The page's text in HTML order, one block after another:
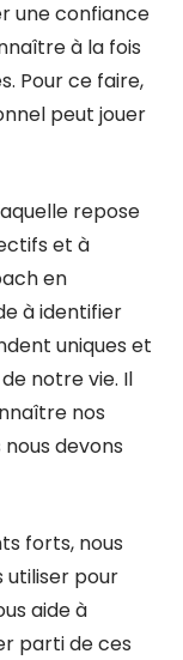
une confiance
à la fois
Pour ce faire,
peut jouer
repose
et à
en
à identifier
uniques et
notre vie. Il
nos
devons
forts, nous
utiliser pour
aide à
parti de ces